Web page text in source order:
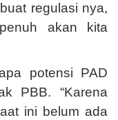
regulasi nya,
akan kita
potensi PAD
PBB. “Karena
ini belum ada